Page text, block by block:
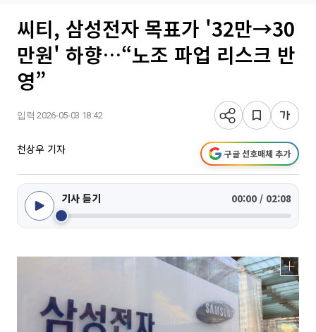
씨티, 삼성전자 목표가 '32만→30
만원' 하향…“노조 파업 리스크 반
영”
입력 2026-05-03 18:42
천상우 기자 구글 선호매체 추가
기사 듣기 00:00 / 02:08